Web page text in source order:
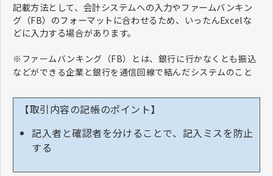
記載方法として、会計システムへの入力やファームバンキン
グ（FB）のフォーマットに合わせるため、いったんExcelな
どに入力する場合があります。
※ファームバンキング（FB）とは、銀行に行かなくとも振込
などができる企業と銀行を通信回線で結んだシステムのこと
【取引内容の記帳のポイント】
記入者と確認者を分けることで、記入ミスを防止
する